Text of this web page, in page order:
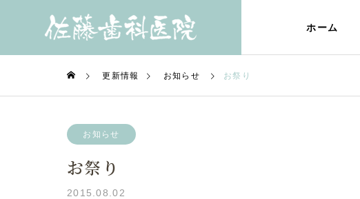
ホーム
Treatments
更新情報 お知らせ お祭り
お知らせ
お祭り
2015.08.02